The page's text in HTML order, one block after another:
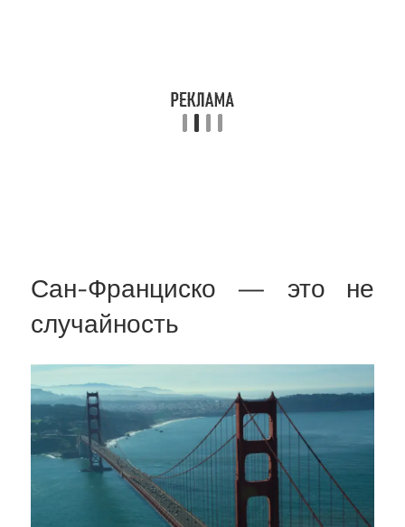
Сан-Франциско — это не
случайность